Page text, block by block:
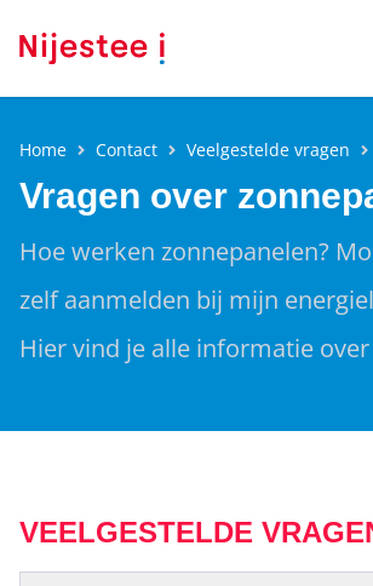
Home Contact Veelgestelde vragen
Vragen over
Hoe werken zonnepanelen?
zelf aanmelden bij mijn
Hier vind je alle informatie
VEELGESTELDE